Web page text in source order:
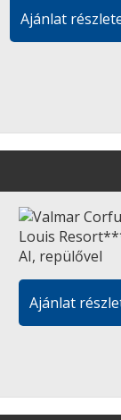
Ajánlat
Ajánlat